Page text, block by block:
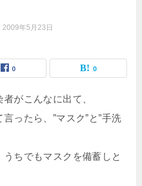
2009年5月23日
0 0
がこんなに出て、
ったら、”マスク”と”手洗
ちでもマスクを備蓄しと